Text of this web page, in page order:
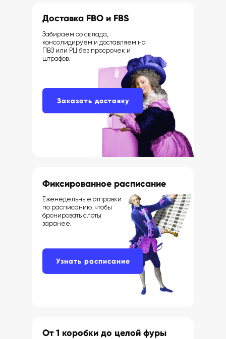
Заказать доставку
Доставка FBO и FBS
Забираем со склада,
консолидируем и доставляем на
ПВЗ или РЦ без просрочек и
штрафов.
От 1 коробки до целой фуры
Узнать расписание
Фиксированное расписание
Еженедельные отправки
по расписанию, чтобы
бронировать слоты
заранее.